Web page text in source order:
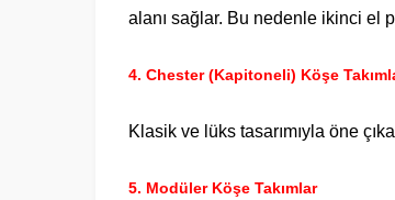
alanı sağlar. Bu nedenle ikinci el
4. Chester (Kapitoneli) Köşe
Klasik ve lüks tasarımıyla öne
5. Modüler Köşe Takımlar